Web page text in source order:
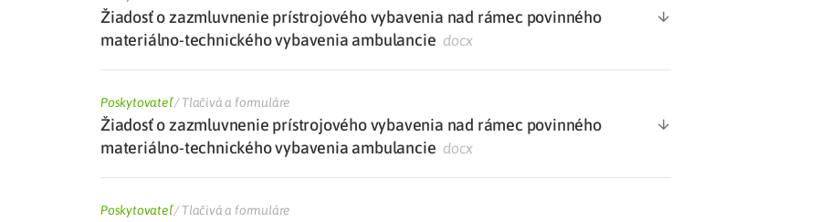
Žiadosť o zazmluvnenie prístrojového vybavenia nad rámec povinného
materiálno-technického vybavenia ambulancie docx
Poskytovateľ/Tlačivá a formuláre
Žiadosť o zazmluvnenie prístrojového vybavenia nad rámec povinného
materiálno-technického vybavenia ambulancie docx
Poskytovateľ/Tlačivá a formuláre